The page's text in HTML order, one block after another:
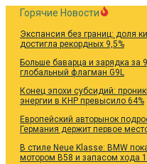
Перейти
содержанию
Горячие Новости
Экспансия без границ: доля
достигла рекордных 9,5%
Больше баварца и зарядка за
глобальный флагман G9L
Конец эпохи субсидий:
энергии в КНР превысило 64%
Европейский авторынок
Германия держит первое
В стиле Neue Klasse: BMW
мотором B58 и запасом хода